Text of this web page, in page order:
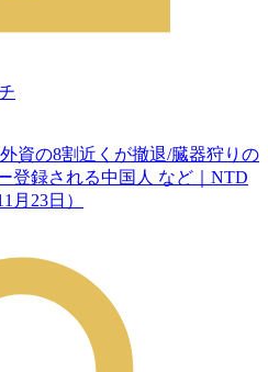
資の8割近くが撤退/臓器狩りの
録される中国人 など｜NTD
月23日）